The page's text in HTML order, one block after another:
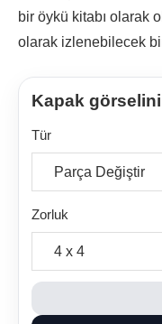
bir öykü kitabı olarak
olarak izlenebilecek
Kapak
Tür
Zorluk